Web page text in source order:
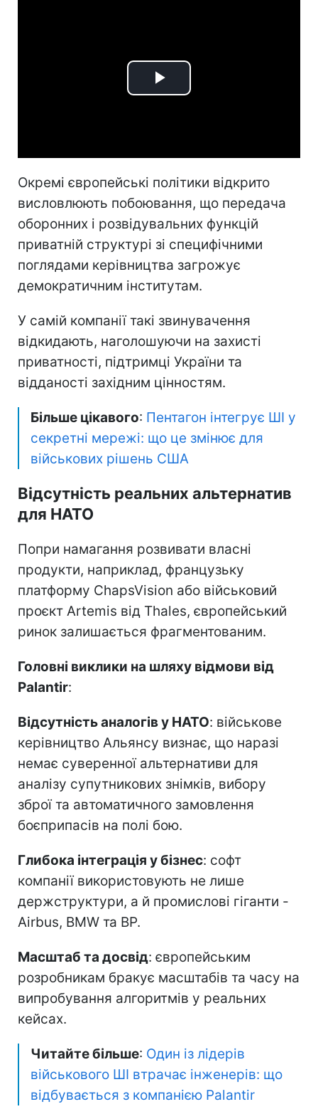
Play
Окремі європейські політики відкрито
висловлюють побоювання, що передача
оборонних і розвідувальних функцій
приватній структурі зі специфічними
поглядами керівництва загрожує
демократичним інститутам.
У самій компанії такі звинувачення
відкидають, наголошуючи на захисті
приватності, підтримці України та
відданості західним цінностям.
Більше цікавого: Пентагон інтегрує ШІ у
секретні мережі: що це змінює для
військових рішень США
Відсутність реальних альтернатив
для НАТО
Попри намагання розвивати власні
продукти, наприклад, французьку
платформу ChapsVision або військовий
проєкт Artemis від Thales, європейський
ринок залишається фрагментованим.
Головні виклики на шляху відмови від
Palantir:
Відсутність аналогів у НАТО: військове
керівництво Альянсу визнає, що наразі
немає суверенної альтернативи для
аналізу супутникових знімків, вибору
зброї та автоматичного замовлення
боєприпасів на полі бою.
Глибока інтеграція у бізнес: софт
компанії використовують не лише
держструктури, а й промислові гіганти -
Airbus, BMW та BP.
Масштаб та досвід: європейським
розробникам бракує масштабів та часу на
випробування алгоритмів у реальних
кейсах.
Читайте більше: Один із лідерів
військового ШІ втрачає інженерів: що
відбувається з компанією Palantir